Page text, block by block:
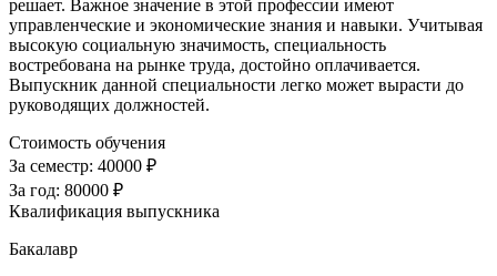
решает. Важное значение в этой профессии имеют
управленческие и экономические знания и навыки. Учитывая
высокую социальную значимость, специальность
востребована на рынке труда, достойно оплачивается.
Выпускник данной специальности легко может вырасти до
руководящих должностей.
Стоимость обучения
За семестр: 40000 ₽
За год: 80000 ₽
Квалификация выпускника
Бакалавр